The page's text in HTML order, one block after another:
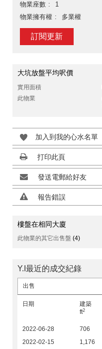
物業座數
1
物業擁有權
多業權
訂閱更新
大坑放盤平均呎價
實用面積
此物業
加入到我的心水名單
打印此頁
發送電郵給好友
報告錯誤
樓盤在相同大廈
此物業的其它出售盤 (4)
Y.I最近的成交紀錄
出售
日期
建築
ft2
2022-06-28 706
2022-02-15
1,176